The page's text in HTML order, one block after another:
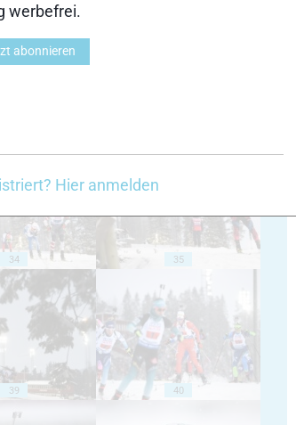
34 35
39 40
werbefrei.
abonnieren
Hier anmelden